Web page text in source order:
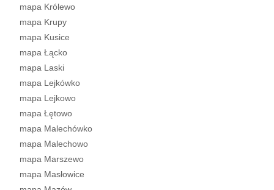
mapa Królewo
mapa Krupy
mapa Kusice
mapa Łącko
mapa Laski
mapa Lejkówko
mapa Lejkowo
mapa Łętowo
mapa Malechówko
mapa Malechowo
mapa Marszewo
mapa Masłowice